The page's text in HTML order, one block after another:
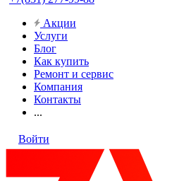
Акции
Услуги
Блог
Как купить
Ремонт и сервис
Компания
Контакты
...
Войти